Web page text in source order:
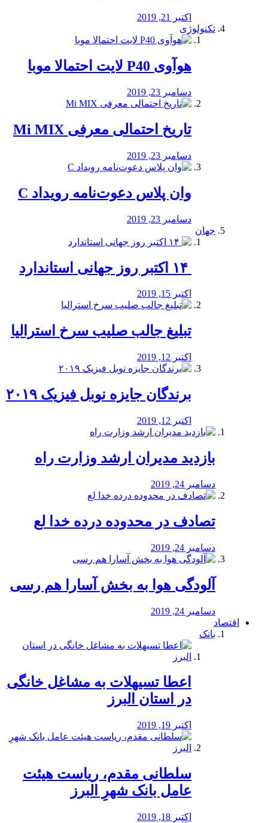
اکتبر 21, 2019
تکنولوژی
هوآوی P40 لایت احتمالا موبا
دسامبر 23, 2019
تاریخ احتمالی معرفی Mi MIX
دسامبر 23, 2019
وان پلاس دعوت‌نامه رویداد C
دسامبر 23, 2019
جهان
اکتبر 15, 2019
تبلیغ جالب صلیب سرخ استرالیا
اکتبر 12, 2019
برندگان جایزه نوبل فیزیک ۲۰۱۹
اکتبر 12, 2019
بازدید مدیران ارشد وزارت راه
دسامبر 24, 2019
تصادف در محدوده درده خدا لع
دسامبر 24, 2019
آلودگی هوا به بخش آسارا هم رسی
دسامبر 24, 2019
اقتصاد
بانک
️اعطا تسیهلات به مشاغل خانگی
در استان البرز
اکتبر 19, 2019
سلطانی مقدم، ریاست هیئت
عامل بانک شهرِ البرز
اکتبر 18, 2019